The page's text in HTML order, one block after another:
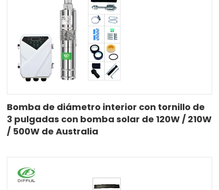
Bomba de diámetro interior con tornillo de
3 pulgadas con bomba solar de 120W / 210W
/ 500W de Australia